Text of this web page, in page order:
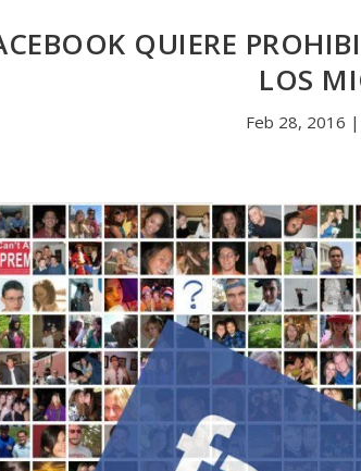
QUIERE
LOS
Feb 28, 2016 |